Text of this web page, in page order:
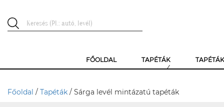
FŐOLDAL TAPÉTÁK
Főoldal / Tapéták / Sárga levél mintázatú tapéták